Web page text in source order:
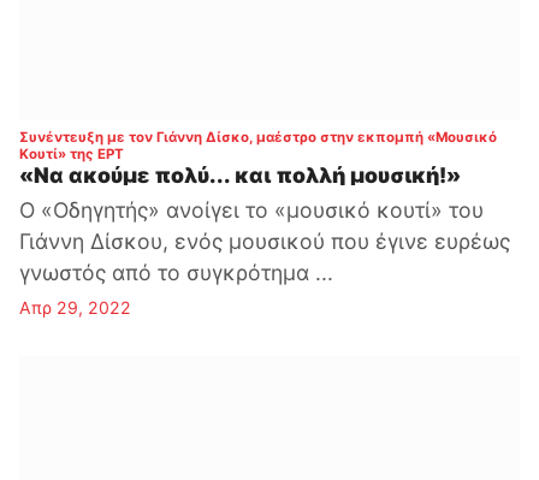
Συνέντευξη με τον Γιάννη Δίσκο, μαέστρο στην εκπομπή «Μουσικό
Κουτί» της ΕΡΤ:
«Να ακούμε πολύ... και πολλή μουσική!»
Ο «Οδηγητής» ανοίγει το «μουσικό κουτί» του
Γιάννη Δίσκου, ενός μουσικού που έγινε ευρέως
γνωστός από το συγκρότημα ...
Απρ 29, 2022